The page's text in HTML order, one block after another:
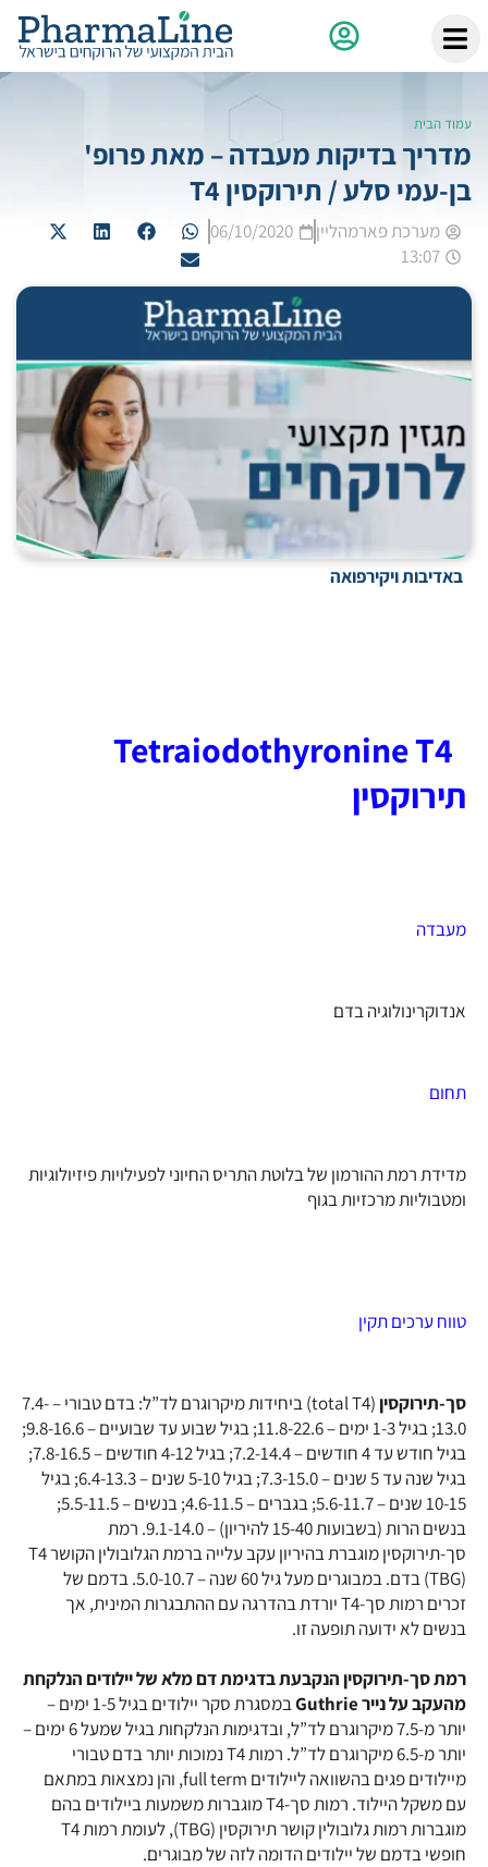
עמוד הבית
מדריך בדיקות מעבדה – מאת פרופ'
בן-עמי סלע / תירוקסין T4
מערכת פארמהליין
06/10/2020
13:07
באדיבות ויקירפואה
Tetraiodothyronine T4
תירוקסין
מעבדה
אנדוקרינולוגיה בדם
תחום
מדידת רמת ההורמון של בלוטת התריס החיוני לפעילויות פיזיולוגיות
ומטבוליות מרכזיות בגוף
טווח ערכים תקין
סך-תירוקסין
(total T4) ביחידות מיקרוגרם לד”ל: בדם טבורי – 7.4-
13.0; בגיל 1-3 ימים – 11.8-22.6; בגיל שבוע עד שבועיים – 9.8-16.6;
בגיל חודש עד 4 חודשים – 7.2-14.4; בגיל 4-12 חודשים – 7.8-16.5;
בגיל שנה עד 5 שנים – 7.3-15.0; בגיל 5-10 שנים – 6.4-13.3; בגיל
10-15 שנים – 5.6-11.7; בגברים – 4.6-11.5; בנשים – 5.5-11.5;
בנשים הרות (בשבועות 15-40 להיריון) – 9.1-14.0. רמת
(TBG) בדם. במבוגרים מעל גיל 60 שנה – 5.0-10.7. בדמם של
זכרים רמות סך-T4 יורדת בהדרגה עם ההתבגרות המינית, אך
בנשים לא ידועה תופעה זו.
רמת סך-תירוקסין הנקבעת בדגימת דם מלא של יילודים הנלקחת
מהעקב על נייר Guthrie
במסגרת סקר יילודים בגיל 1-5 ימים –
יותר מ-7.5 מיקרוגרם לד”ל, ובדגימות הנלקחות בגיל שמעל 6 ימים –
יותר מ-6.5 מיקרוגרם לד”ל. רמות T4 נמוכות יותר בדם טבורי
מיילודים פגים בהשוואה ליילודים full term, והן נמצאות במתאם
עם משקל היילוד. רמות סך-T4 מוגברות משמעות ביילודים בהם
מוגברות רמות גלובולין קושר תירוקסין (TBG), לעומת רמות T4
חופשי בדמם של יילודים הדומה לזה של מבוגרים.